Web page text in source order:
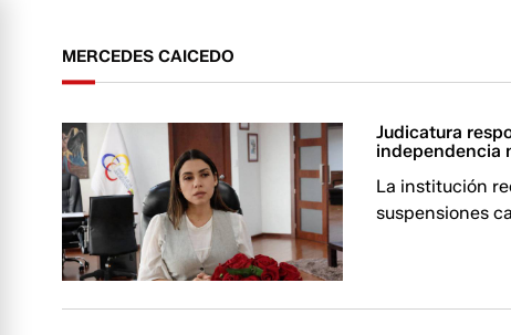
MERCEDES CAICEDO
Judicatura
independencia
La institución
suspensiones